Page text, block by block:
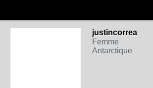
justincorrea
Femme
Antarctique